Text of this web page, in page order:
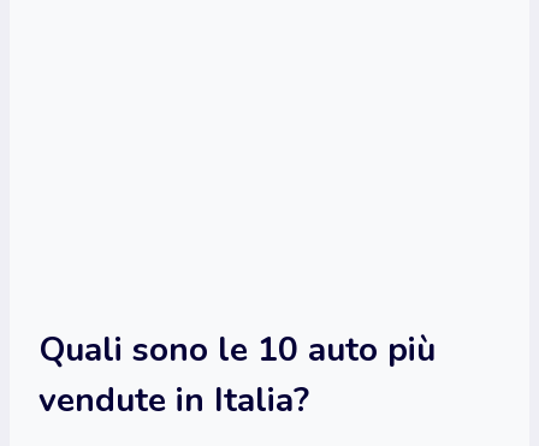
Quali sono le 10 auto più
vendute in Italia?